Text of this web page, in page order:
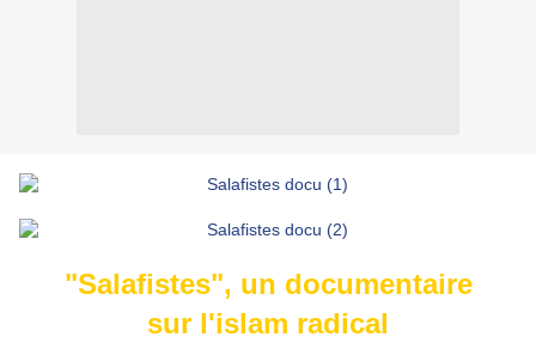
"Salafistes", un documentaire
sur l'islam radical